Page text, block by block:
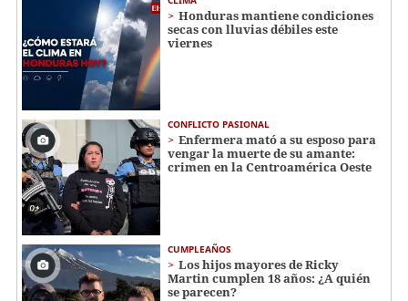
Honduras mantiene condiciones
secas con lluvias débiles este
viernes
CONFLICTO PASIONAL
Enfermera mató a su esposo para
vengar la muerte de su amante:
crimen en la Centroamérica Oeste
CUMPLEAÑOS
Los hijos mayores de Ricky
Martin cumplen 18 años: ¿A quién
se parecen?